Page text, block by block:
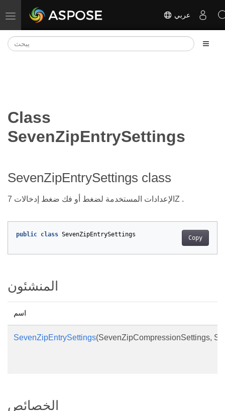
تبديل التنقل عربي
Class
SevenZipEntrySettings
SevenZipEntrySettings class
الإعدادات المستخدمة لضغط أو فك ضغط إدخالات 7Z .
Copy
public class SevenZipEntrySettings
المنشئون
اسم
SevenZipEntrySettings(SevenZipCompressionSettings,
الخصائص